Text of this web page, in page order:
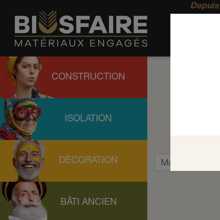
CONSTRUCTION
ISOLATION
DÉCORATION
BÂTI ANCIEN